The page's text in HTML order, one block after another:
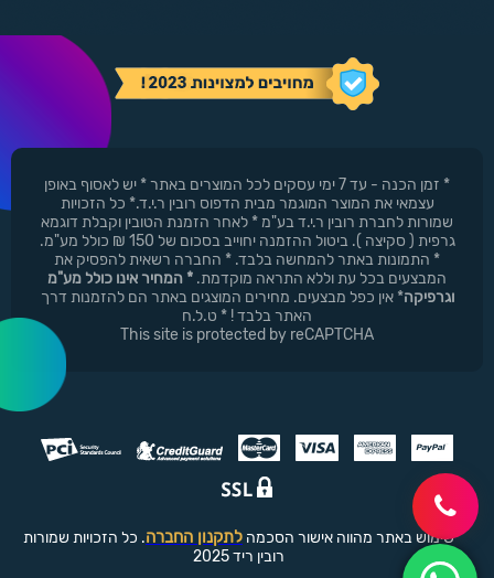
* זמן הכנה - עד 7 ימי עסקים לכל המוצרים באתר * יש לאסוף באופן
עצמאי את המוצר המוגמר מבית הדפוס רובין ר.י.ד.* כל הזכויות
שמורות לחברת רובין ר.י.ד בע"מ * לאחר הזמנת הטובין וקבלת דוגמא
גרפית ( סקיצה ). ביטול ההזמנה יחוייב בסכום של 150 ₪ כולל מע"מ.
* התמונות באתר להמחשה בלבד. * החברה רשאית להפסיק את
המבצעים בכל עת וללא התראה מוקדמת. * המחיר אינו כולל מע"מ
וגרפיקה* אין כפל מבצעים. מחירים המוצגים באתר הם להזמנות דרך
האתר בלבד ! * ט.ל.ח
This site is protected by reCAPTCHA
שימוש באתר מהווה אישור הסכמה לתקנון החברה. כל הזכויות שמורות
רובין ריד 2025